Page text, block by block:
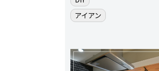
アイアン